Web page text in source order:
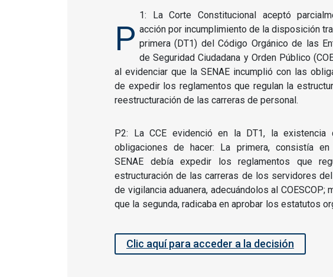
P
1: La Corte Constitucional aceptó
acción por incumplimiento de la disposición
primera (DT1) del Código Orgánico de las
de Seguridad Ciudadana y Orden Público
al evidenciar que la SENAE incumplió con las
de expedir los reglamentos que regulan la
reestructuración de las carreras de personal.
P2: La CCE evidenció en la DT1, la existencia
obligaciones de hacer: La primera, consistía
SENAE debía expedir los reglamentos que
estructuración de las carreras de los servidores
de vigilancia aduanera, adecuándolos al COESCOP;
que la segunda, radicaba en aprobar los estatutos
Clic aquí para acceder a la decisión